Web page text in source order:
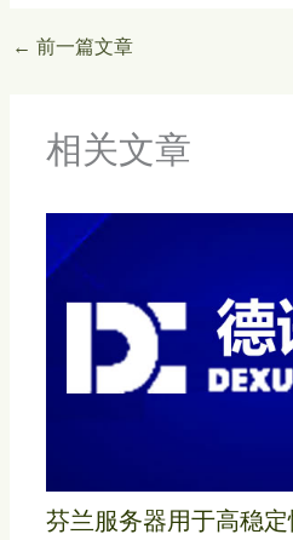
← 前一篇文章
相关文章
芬兰服务器用于高稳